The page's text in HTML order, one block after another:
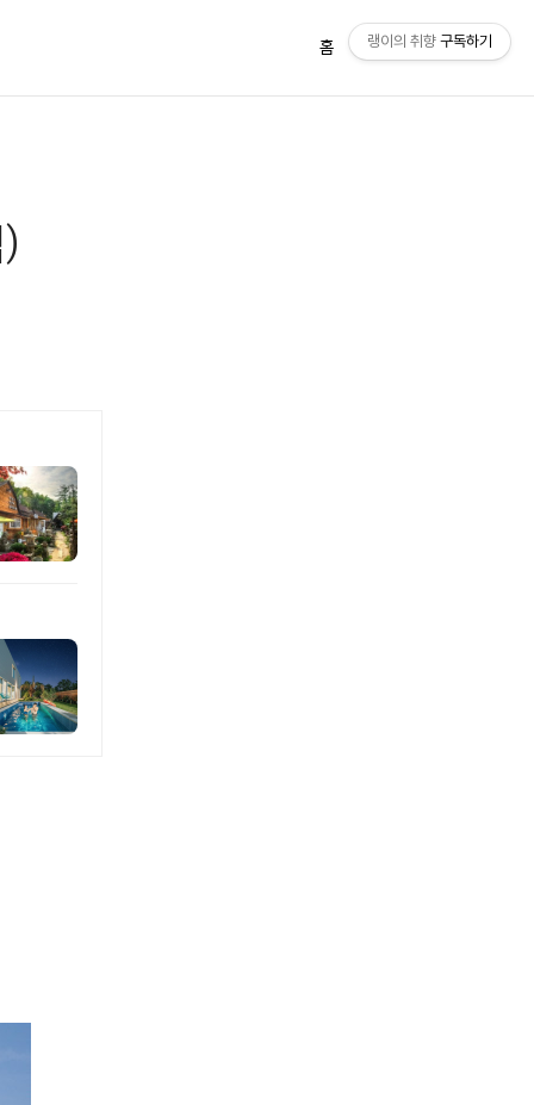
홈 관리자랭이의 취향 구독하기